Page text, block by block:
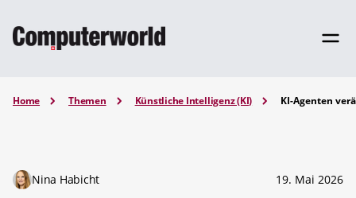
Home Themen Künstliche Intelligenz (KI) KI-Agenten
Nina Habicht 19. Mai 2026